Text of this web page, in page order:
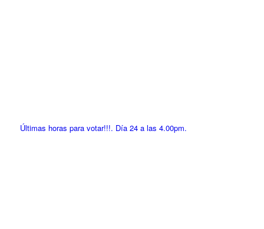
Últimas horas para votar!!!. Día 24 a las 4.00pm.